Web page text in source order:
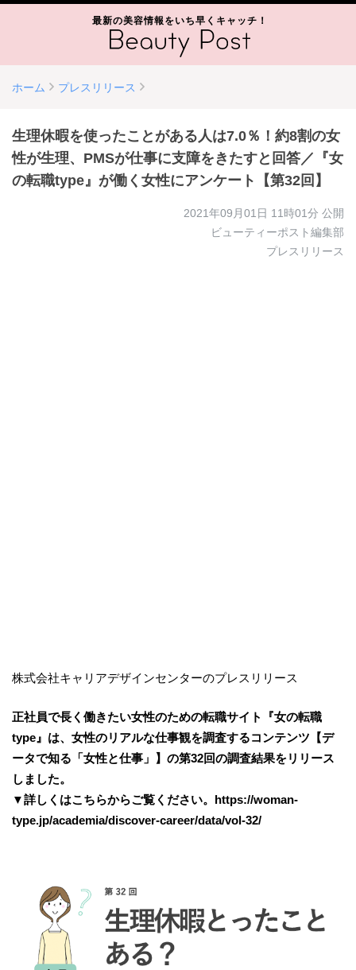
最新の美容情報をいち早くキャッチ！
ホーム プレスリリース
生理休暇を使ったことがある人は7.0％！約8割の女
性が生理、PMSが仕事に支障をきたすと回答／『女
の転職type』が働く女性にアンケート【第32回】
2021年09月01日 11時01分 公開
ビューティーポスト編集部
プレスリリース
株式会社キャリアデザインセンターのプレスリリース
正社員で長く働きたい女性のための転職サイト『女の転職
type』は、女性のリアルな仕事観を調査するコンテンツ【デ
ータで知る「女性と仕事」】の第32回の調査結果をリリース
しました。
▼詳しくはこちらからご覧ください。https://woman-
type.jp/academia/discover-career/data/vol-32/